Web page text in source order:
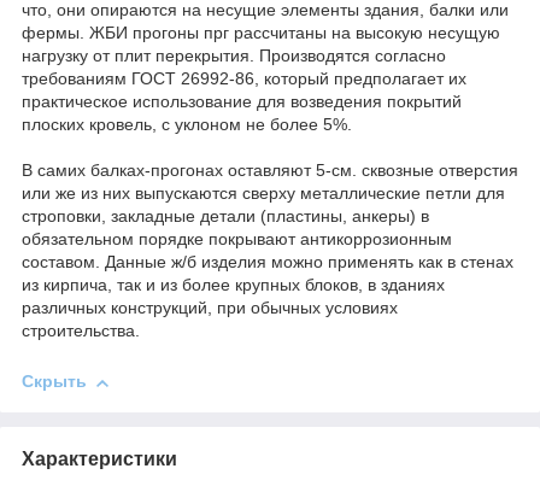
что, они опираются на несущие элементы здания, балки или
фермы. ЖБИ прогоны прг рассчитаны на высокую несущую
нагрузку от плит перекрытия. Производятся согласно
требованиям ГОСТ 26992-86, который предполагает их
практическое использование для возведения покрытий
плоских кровель, с уклоном не более 5%.
В самих балках-прогонах оставляют 5-см. сквозные отверстия
или же из них выпускаются сверху металлические петли для
строповки, закладные детали (пластины, анкеры) в
обязательном порядке покрывают антикоррозионным
составом. Данные ж/б изделия можно применять как в стенах
из кирпича, так и из более крупных блоков, в зданиях
различных конструкций, при обычных условиях
строительства.
Скрыть
Характеристики